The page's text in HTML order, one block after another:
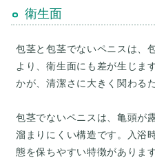
衛生面
包茎と包茎でないペニスは、
より、衛生面にも差が生じま
かが、清潔さに大きく関わる
包茎でないペニスは、亀頭が
溜まりにくい構造です。入浴
態を保ちやすい特徴があります